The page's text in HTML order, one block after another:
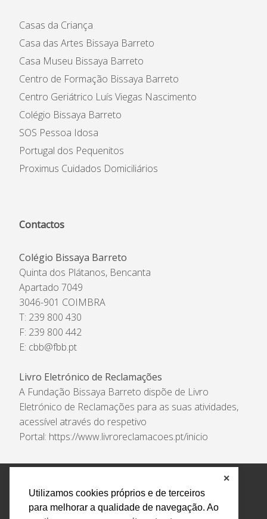
Utilizamos cookies próprios e de terceiros
para melhorar a qualidade de navegação. Ao
✕
Casas da Criança
Casa das Artes Bissaya Barreto
Casa Museu Bissaya Barreto
Centro de Formação Bissaya Barreto
Centro Geriátrico Luís Viegas Nascimento
Colégio Bissaya Barreto
SOS Pessoa Idosa
Portugal dos Pequenitos
Proximus Cuidados Domiciliários
Contactos
Colégio Bissaya Barreto
Quinta dos Plátanos, Bencanta
Apartado 7049
3046-901 COIMBRA
T: 239 800 430
F: 239 800 442
E: cbb@fbb.pt
Livro Eletrónico de Reclamações
A Fundação Bissaya Barreto dispõe de Livro
Eletrónico de Reclamações para as suas atividades,
acessível através do respetivo
Portal: https://www.livroreclamacoes.pt/inicio
Política de Privacidade e Tratamento de Dados
Encarregado de Proteção de Dados
Livro Eletrónico
de Reclamações
Canal de Denúncias